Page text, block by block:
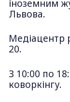
іноземним
Львова.
Медіацентр
20.
З 10:00 по
коворкінгу.